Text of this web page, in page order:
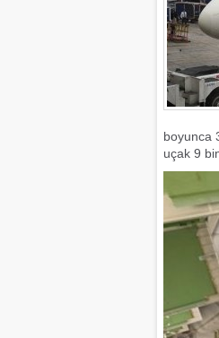
boyunca
uçak 9